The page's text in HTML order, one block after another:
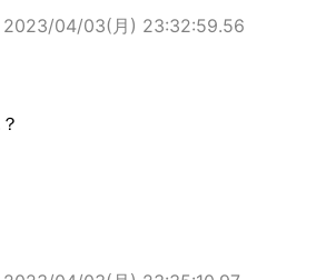
2023/04/03(月) 23:32:59.56